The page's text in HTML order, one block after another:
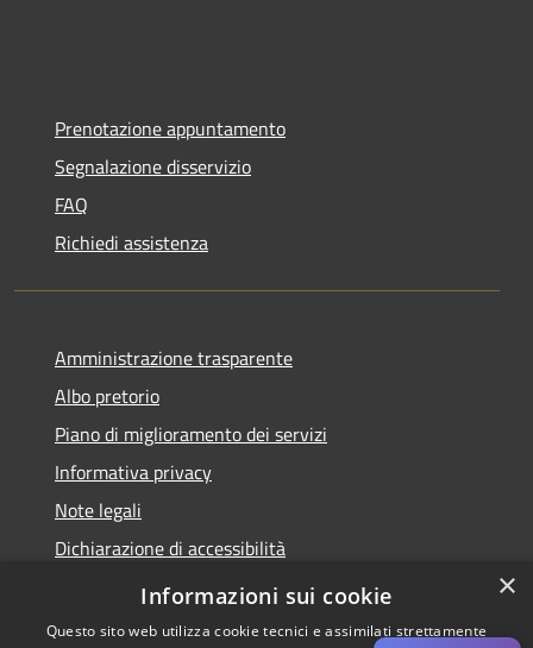
Prenotazione appuntamento
Segnalazione disservizio
FAQ
Richiedi assistenza
Amministrazione trasparente
Albo pretorio
Piano di miglioramento dei servizi
Informativa privacy
Note legali
Dichiarazione di accessibilità
Obiettivi di accessibilità per l'anno 2025
×
Informazioni sui cookie
Questo sito web utilizza cookie tecnici e assimilati strettamente